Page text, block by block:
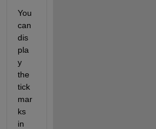
You
can
dis
pla
y
the
tick
mar
ks
in